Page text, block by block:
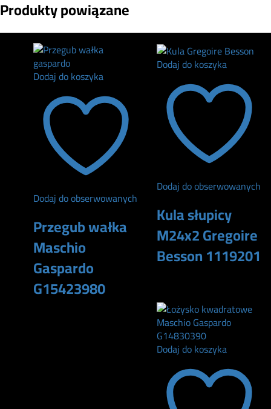
Produkty powiązane
Dodaj do koszyka
Dodaj do obserwowanych
Przegub wałka
Maschio
Gaspardo
G15423980
Dodaj do koszyka
Dodaj do obserwowanych
Kula słupicy
M24x2 Gregoire
Besson 1119201
Dodaj do koszyka